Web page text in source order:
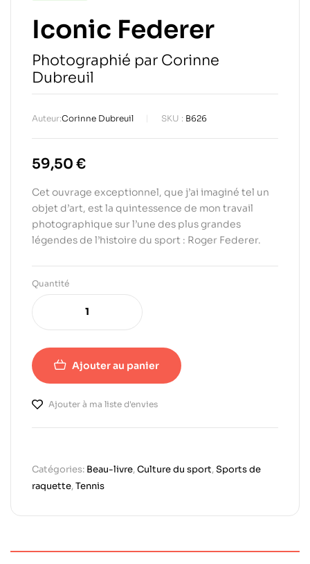
Iconic Federer
Photographié par Corinne
Dubreuil
Auteur:Corinne Dubreuil SKU : B626
59,50 €
Cet ouvrage exceptionnel, que j’ai imaginé tel un
objet d’art, est la quintessence de mon travail
photographique sur l’une des plus grandes
légendes de l’histoire du sport : Roger Federer.
Quantité
Ajouter au panier
Ajouter à ma liste d'envies
Catégories: Beau-livre,Culture du sport,Sports de
raquette,Tennis